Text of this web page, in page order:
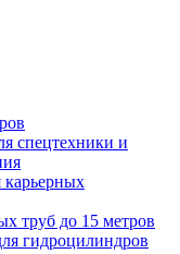
спецтехники и
карьерных
труб до 15 метров
гидроцилиндров